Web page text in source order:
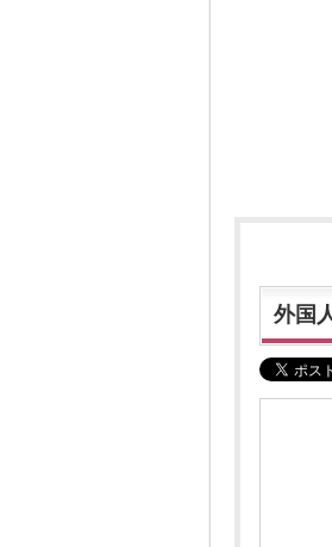
外国